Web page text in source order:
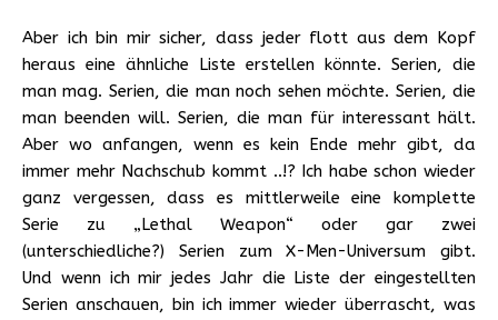
Aber ich bin mir sicher, dass jeder flott aus dem Kopf
heraus eine ähnliche Liste erstellen könnte. Serien, die
man mag. Serien, die man noch sehen möchte. Serien, die
man beenden will. Serien, die man für interessant hält.
Aber wo anfangen, wenn es kein Ende mehr gibt, da
immer mehr Nachschub kommt ..!? Ich habe schon wieder
ganz vergessen, dass es mittlerweile eine komplette
Serie zu „Lethal Weapon“ oder gar zwei
(unterschiedliche?) Serien zum X-Men-Universum gibt.
Und wenn ich mir jedes Jahr die Liste der eingestellten
Serien anschauen, bin ich immer wieder überrascht, was